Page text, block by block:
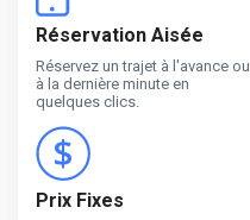
Réservation Aisée
Réservez un trajet à l'avance ou
à la dernière minute en
quelques clics.
Prix Fixes